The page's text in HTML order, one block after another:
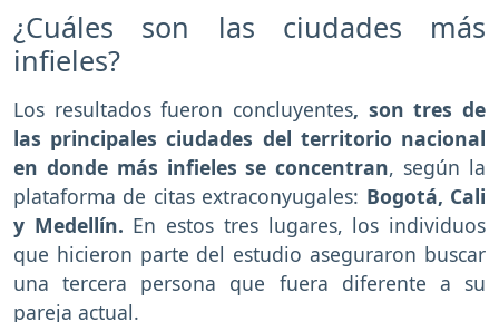
¿Cuáles son las ciudades más
infieles?
Los resultados fueron concluyentes, son tres de
las principales ciudades del territorio nacional
en donde más infieles se concentran, según la
plataforma de citas extraconyugales: Bogotá, Cali
y Medellín. En estos tres lugares, los individuos
que hicieron parte del estudio aseguraron buscar
una tercera persona que fuera diferente a su
pareja actual.